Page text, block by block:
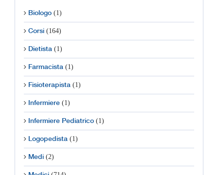
Biologo (1)
Corsi (164)
Dietista (1)
Farmacista (1)
Fisioterapista (1)
Infermiere (1)
Infermiere Pediatrico (1)
Logopedista (1)
Medi (2)